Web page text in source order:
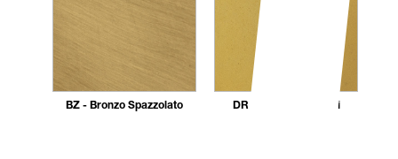
BZ - Bronzo Spazzolato DR - Dorato 24 carati